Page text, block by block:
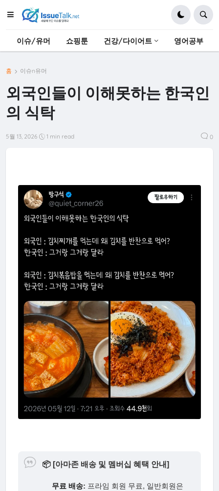
이슈/유머 쇼핑툰 건강/다이어트 영어공부
홈 이슈n유머
외국인들이 이해못하는 한국인
의 식탁
5월 13, 2026 1 min read 0
📦 [아마존 배송 및 멤버십 혜택 안내]
무료 배송: 프라임 회원 무료, 일반회원은